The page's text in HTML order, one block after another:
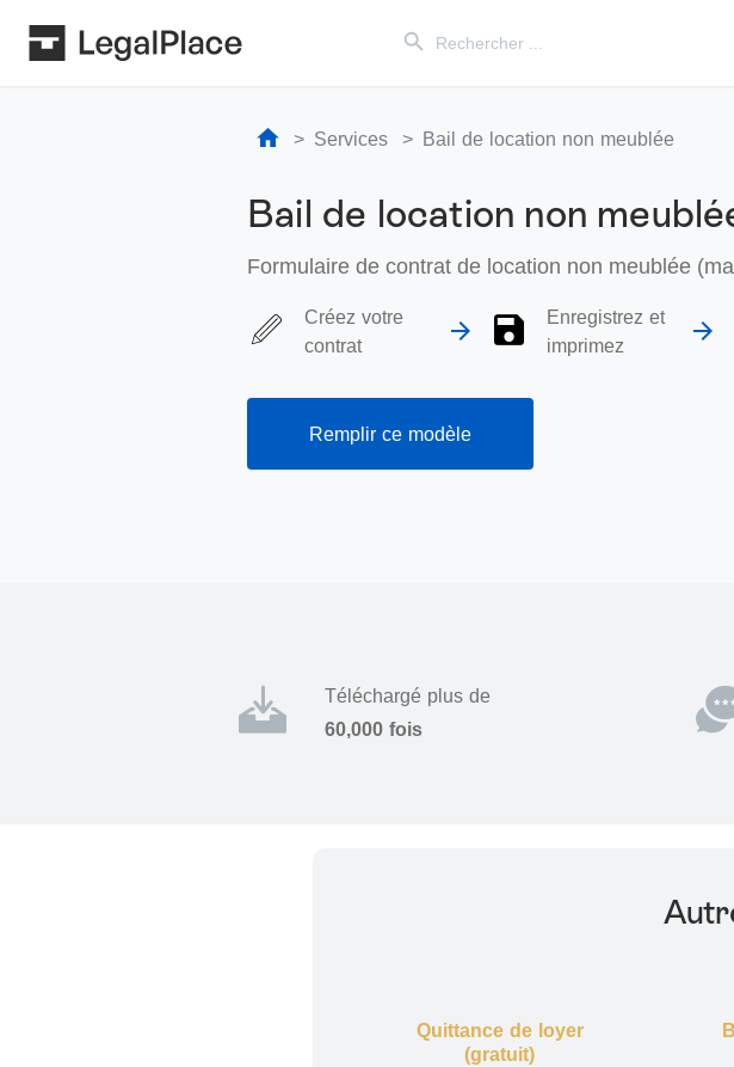
for:
Services Bail de location non meublée
Bail de location non
Formulaire de contrat de location non meublée
Créez votre
contrat
Enregistrez et
imprimez
Remplir ce modèle
Téléchargé plus de
60,000 fois
Quittance de loyer
(gratuit)